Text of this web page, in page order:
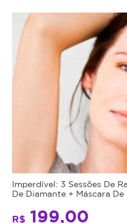
Imperdível: 3 Sessões De
De Diamante + Máscara
R$ 199,00